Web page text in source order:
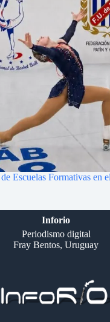
Torneo Regional
Inforio
Periodismo digital
Fray Bentos, Uruguay